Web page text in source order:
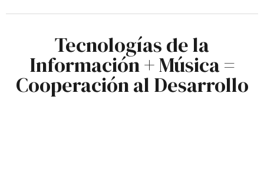
Tecnologías de la
Información + Música =
Cooperación al Desarrollo